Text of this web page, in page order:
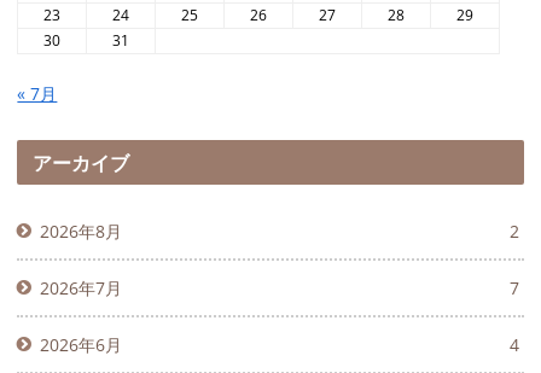
23
24 25 26 27 28
29
30
31
« 7月
アーカイブ
2026年8月 2
2026年7月 7
2026年6月 4